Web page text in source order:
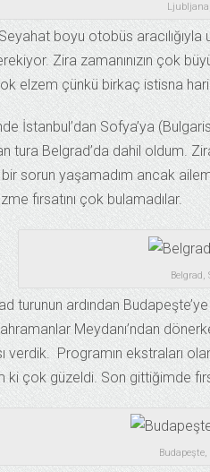
boyu otobüs aracılığıyla
Zira zamanınızın çok
elzem çünkü birkaç istisna
İstanbul’dan Sofya’ya
tura Belgrad’da dahil oldum.
sorun yaşamadım ancak
fırsatını çok bulamadılar.
Belgrad,
turunun ardından
Meydanı’ndan
Programın ekstraları
çok güzeldi. Son gittiğimde